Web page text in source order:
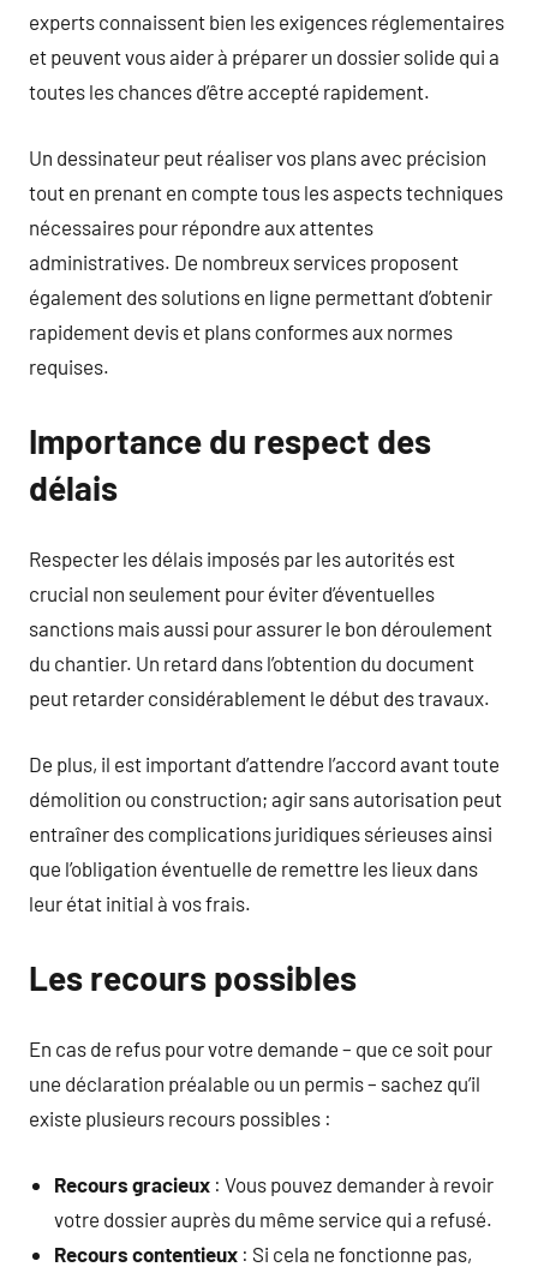
experts connaissent bien les exigences réglementaires
et peuvent vous aider à préparer un dossier solide qui a
toutes les chances d’être accepté rapidement.
Un dessinateur peut réaliser vos plans avec précision
tout en prenant en compte tous les aspects techniques
nécessaires pour répondre aux attentes
administratives. De nombreux services proposent
également des solutions en ligne permettant d’obtenir
rapidement devis et plans conformes aux normes
requises.
Importance du respect des
délais
Respecter les délais imposés par les autorités est
crucial non seulement pour éviter d’éventuelles
sanctions mais aussi pour assurer le bon déroulement
du chantier. Un retard dans l’obtention du document
peut retarder considérablement le début des travaux.
De plus, il est important d’attendre l’accord avant toute
démolition ou construction; agir sans autorisation peut
entraîner des complications juridiques sérieuses ainsi
que l’obligation éventuelle de remettre les lieux dans
leur état initial à vos frais.
Les recours possibles
En cas de refus pour votre demande – que ce soit pour
une déclaration préalable ou un permis – sachez qu’il
existe plusieurs recours possibles :
Recours gracieux : Vous pouvez demander à revoir
votre dossier auprès du même service qui a refusé.
Recours contentieux : Si cela ne fonctionne pas,